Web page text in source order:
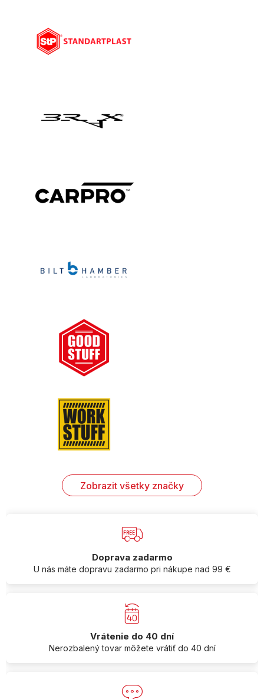
Zobrazit všetky značky
Doprava zadarmo
U nás máte dopravu zadarmo pri nákupe nad 99 €
Vrátenie do 40 dní
Nerozbalený tovar môžete vrátiť do 40 dní